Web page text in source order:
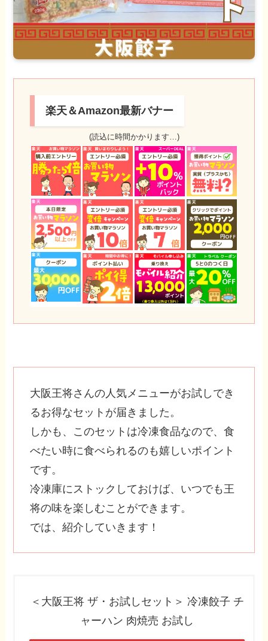
楽天＆Amazon最新バナー
(読込に時間かかります…)
大阪王将さんの人気メニューがお試しでき
るお得なセットが届きました。
しかも、このセットは冷凍食品なので、食
べたい時に食べられるのも嬉しいポイント
です。
冷凍庫にストックしておけば、いつでも王
将の味を楽しむことができます。
では、紹介していきます！
＜大阪王将 ザ・お試しセット＞ 冷凍餃子 チ
ャーハン 肉焼売 お試し